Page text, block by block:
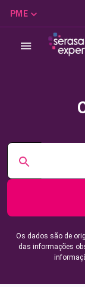
PME
Os dados são de
das informações